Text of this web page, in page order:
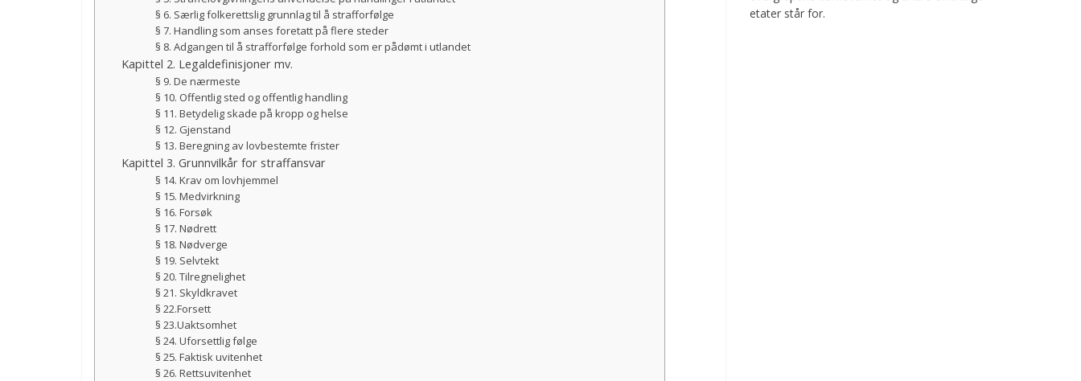
§ 6. Særlig folkerettslig grunnlag til å strafforfølge
§ 7. Handling som anses foretatt på flere steder
§ 8. Adgangen til å strafforfølge forhold som er pådømt i utlandet
Kapittel 2. Legaldefinisjoner mv.
§ 9. De nærmeste
§ 10. Offentlig sted og offentlig handling
§ 11. Betydelig skade på kropp og helse
§ 12. Gjenstand
§ 13. Beregning av lovbestemte frister
Kapittel 3. Grunnvilkår for straffansvar
§ 14. Krav om lovhjemmel
§ 15. Medvirkning
§ 16. Forsøk
§ 17. Nødrett
§ 18. Nødverge
§ 19. Selvtekt
§ 20. Tilregnelighet
§ 21. Skyldkravet
§ 22.Forsett
§ 23.Uaktsomhet
§ 24. Uforsettlig følge
§ 25. Faktisk uvitenhet
§ 26. Rettsuvitenhet
etater står for.